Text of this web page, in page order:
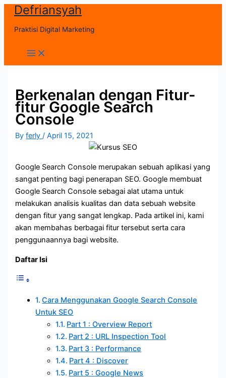
Skip
content
Defriansyah
Praktisi Digital Marketing
Main
Menu
Berkenalan dengan Fitur-
fitur Google Search
Console
Byferly/April 15, 2021
Google Search Console merupakan sebuah aplikasi yang
sangat penting bagi penerapan SEO. Google membuat
Google Search Console sebagai alat utama untuk
melakukan analisis kualitas dan data sebuah website
dengan fitur yang sangat lengkap. Pada artikel ini, kami
akan membahas berbagai fitur tersebut serta cara
penggunaannya bagi website.
Daftar Isi
Cara Menggunakan Google Search Console
Untuk SEO
Part 1 : Overview Report
Part 2 : URL Inspection Tool
Part 3 : Performance
Part 4 : Discover
Part 5 : Google News